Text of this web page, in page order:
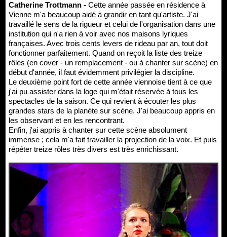
Catherine Trottmann - Cette année passée en résidence à
Vienne m'a beaucoup aidé à grandir en tant qu'artiste. J'ai
travaillé le sens de la rigueur et celui de l'organisation dans une
institution qui n'a rien à voir avec nos maisons lyriques
françaises. Avec trois cents levers de rideau par an, tout doit
fonctionner parfaitement. Quand on reçoit la liste des treize
rôles (en cover - un remplacement - ou à chanter sur scène) en
début d'année, il faut évidemment privilégier la discipline.
Le deuxième point fort de cette année viennoise tient à ce que
j'ai pu assister dans la loge qui m'était réservée à tous les
spectacles de la saison. Ce qui revient à écouter les plus
grandes stars de la planète sur scène. J'ai beaucoup appris en
les observant et en les rencontrant.
Enfin, j'ai appris à chanter sur cette scène absolument
immense ; cela m'a fait travailler la projection de la voix. Et puis
répéter treize rôles très divers est très enrichissant.